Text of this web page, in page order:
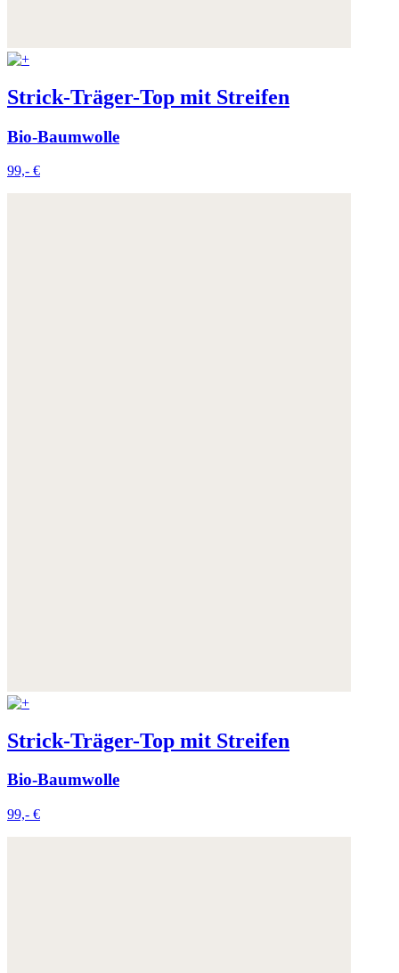
Strick-Träger-Top mit Streifen
Bio-Baumwolle
99,- €
Strick-Träger-Top mit Streifen
Bio-Baumwolle
99,- €